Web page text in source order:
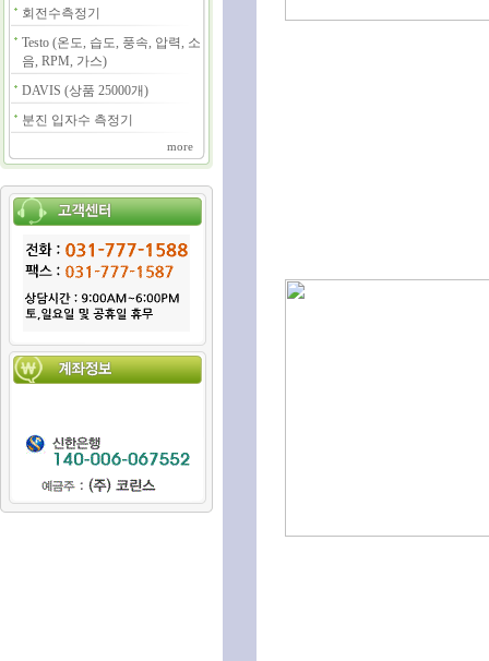
회전수측정기
Testo (온도, 습도, 풍속, 압력, 소
음, RPM, 가스)
DAVIS (상품 25000개)
분진 입자수 측정기
more